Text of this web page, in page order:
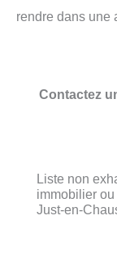
rendre dans une
Contactez
Liste non
immobilier
Just-en-